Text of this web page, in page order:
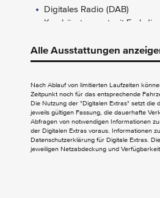
Digitales Radio (DAB)
Kombiinstrument mit
EXTERIEUR
Hecktür zweiflügelig 180
Fenster
INTERIEUR
Airbag Beifahrer
Alle Ausstattungen
Nach Ablauf von limitierten Laufzeiten
Zeitpunkt noch für das entsprechende
Die Nutzung der "Digitalen Extras" setzt
jeweils gültigen Fassung, die dauerhafte
Abfragen von notwendigen Informationen
der Digitalen Extras voraus. Informationen
Datenschutzerklärung für Digitale Extras.
jeweiligen Netzabdeckung und